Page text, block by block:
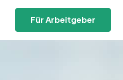
Für Arbeitgeber